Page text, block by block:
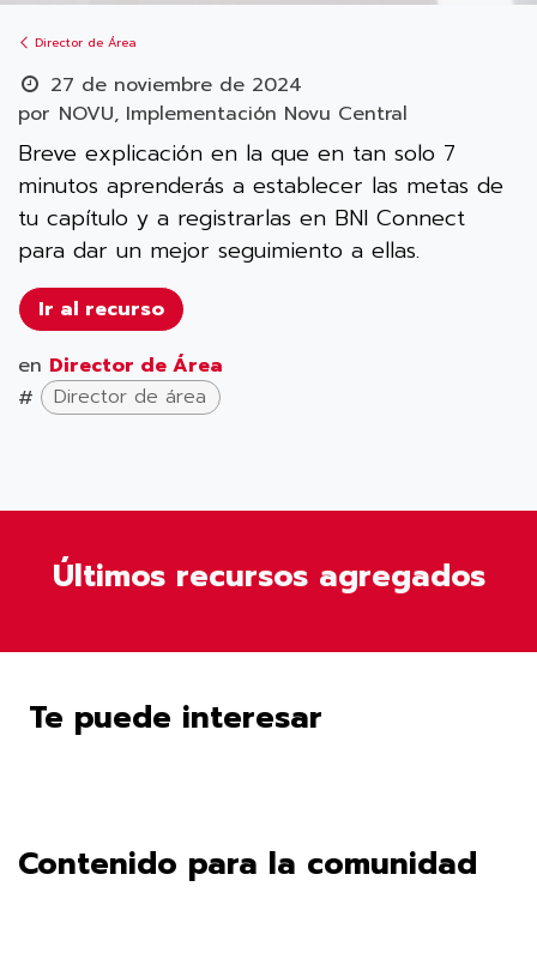
Director de Área
27 de noviembre de 2024
por NOVU, Implementación Novu Central
Breve explicación en la que en tan solo 7
minutos aprenderás a establecer las metas de
tu capítulo y a registrarlas en BNI Connect
para dar un mejor seguimiento a ellas.
Ir al recurso
en Director de Área
#
Director de área
Últimos recursos agregados
Te puede interesar
Contenido para la comunidad